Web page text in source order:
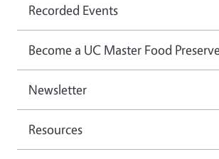
Recorded Events
Become a UC Master Food
Newsletter
Resources